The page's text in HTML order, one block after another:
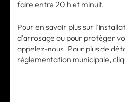
faire entre 20 h et minuit.
Pour en savoir plus sur
d’arrosage ou pour protéger
appelez-nous. Pour plus de
réglementation municipale,